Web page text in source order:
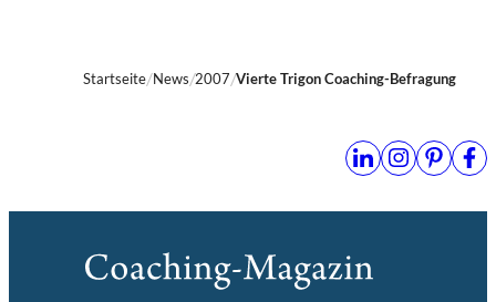
Startseite News 2007 Vierte Trigon Coaching-Befragung